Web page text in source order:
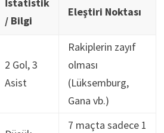
İstatistik
/ Bilgi
Eleştiri Noktası
2 Gol, 3
Asist
Rakiplerin zayıf
olması
(Lüksemburg,
Gana vb.)
7 maçta sadece 1